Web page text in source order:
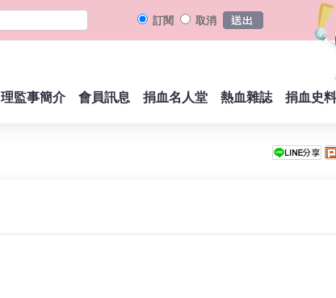
訂閱 取消
理監事簡介 會員訊息 捐血名人堂 熱血雜誌 捐血史